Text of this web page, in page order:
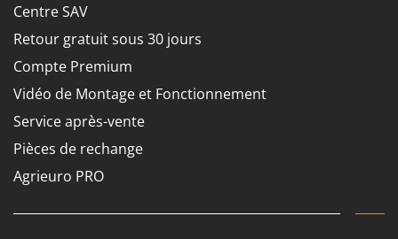
Centre SAV
Retour gratuit sous 30 jours
Compte Premium
Vidéo de Montage et Fonctionnement
Service après-vente
Pièces de rechange
Agrieuro PRO